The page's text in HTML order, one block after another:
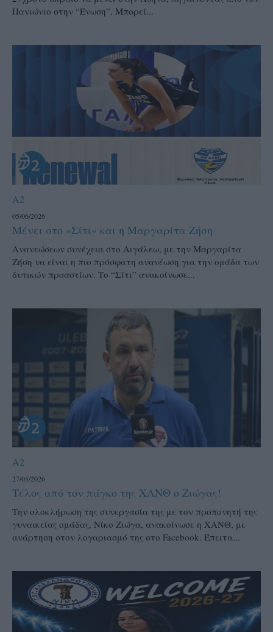
Πανιώνιο στην “Ένωση”. Μπορεί...
A2
05/06/2026
Μένει στο «Σίτι» και η Μαργαρίτα Ζήση
Ανανεώσεων συνέχεια στο Αιγάλεω, με την Μαργαρίτα
Ζήση να είναι η πιο πρόσφατη ανανέωση για την ομάδα των
δυτικών προαστίων. Το “Σίτι” ανακοίνωσε...
A2
27/05/2026
Τέλος από τον πάγκο της ΧΑΝΘ ο Ζιώγας!
Την ολοκλήρωση της συνεργασία της με τον προπονητή της
γυναικείας ομάδας, Νίκο Ζιώγα, ανακοίνωσε η ΧΑΝΘ, με
ανάρτηση στον λογαριασμό της στο Facebook. Έπειτα...